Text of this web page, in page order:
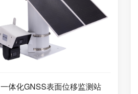
一体化GNSS表面位移监测站